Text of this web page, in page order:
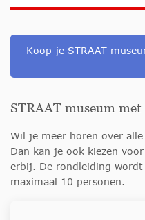
Koop je STRAAT
STRAAT museum
Wil je meer horen over
Dan kan je ook kiezen
erbij. De rondleiding wordt
maximaal 10 personen.